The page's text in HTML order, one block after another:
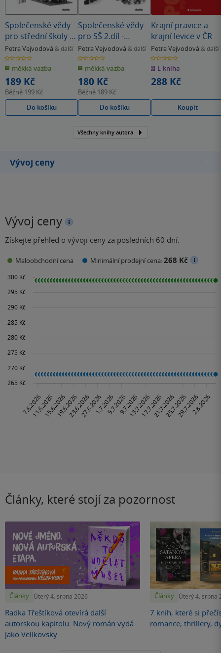
Společenské vědy
pro střední školy 2.
díl
Petra Vejvodová & další
0.0
z
5
hvězdiček
měkká vazba
189 Kč
Běžně 199 Kč
Do košíku
Společenské vědy
pro SŠ 2.díl -
Pracovní sešit
Petra Vejvodová & další
0.0
z
5
hvězdiček
měkká vazba
180 Kč
Běžně 189 Kč
Do košíku
Krajní pravice a
krajní levice v ČR
Petra Vejvodová & další
0.0
z
5
hvězdiček
E-kniha
288 Kč
Koupit
Všechny knihy autora
Vývoj ceny
Vývoj ceny
Získejte přehled o vývoji ceny za posledních 60 dní.
Maloobchodní cena Minimální prodejní cena:268 Kč
Články, které stojí za pozornost
Články Úterý 4. srpna 2026
Radka Třeštíková otevírá další
autorskou kapitolu. Nový román vydá
jako Velikovsky
Články Úterý 4. srpna
7 knih, které si
romance, thrillery,